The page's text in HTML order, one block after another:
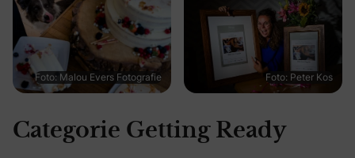
Foto: Malou Evers Fotografie Foto: Peter Kos
Categorie Getting Ready